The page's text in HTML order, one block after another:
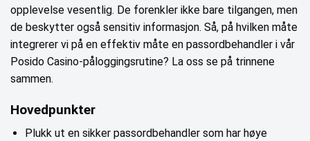
opplevelse vesentlig. De forenkler ikke bare tilgangen, men
de beskytter også sensitiv informasjon. Så, på hvilken måte
integrerer vi på en effektiv måte en passordbehandler i vår
Posido Casino-påloggingsrutine? La oss se på trinnene
sammen.
Hovedpunkter
Plukk ut en sikker passordbehandler som har høye